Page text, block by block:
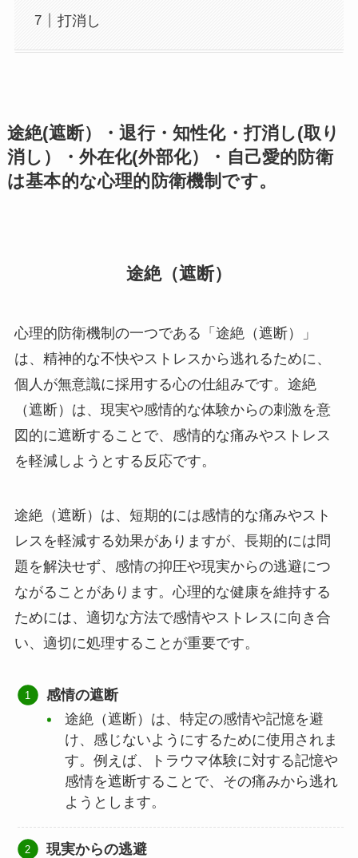
打消し
途絶(遮断）・退行・知性化・打消し(取り
消し）・外在化(外部化）・自己愛的防衛
は基本的な心理的防衛機制です。
途絶（遮断）
心理的防衛機制の一つである「途絶（遮断）」
は、精神的な不快やストレスから逃れるために、
個人が無意識に採用する心の仕組みです。途絶
（遮断）は、現実や感情的な体験からの刺激を意
図的に遮断することで、感情的な痛みやストレス
を軽減しようとする反応です。
途絶（遮断）は、短期的には感情的な痛みやスト
レスを軽減する効果がありますが、長期的には問
題を解決せず、感情の抑圧や現実からの逃避につ
ながることがあります。心理的な健康を維持する
ためには、適切な方法で感情やストレスに向き合
い、適切に処理することが重要です。
感情の遮断
途絶（遮断）は、特定の感情や記憶を避
け、感じないようにするために使用されま
す。例えば、トラウマ体験に対する記憶や
感情を遮断することで、その痛みから逃れ
ようとします。
現実からの逃避